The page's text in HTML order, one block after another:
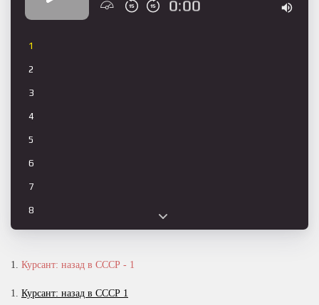
0:00
1
2
3
4
5
6
7
8
1. Курсант: назад в СССР - 1
1. Курсант: назад в СССР 1